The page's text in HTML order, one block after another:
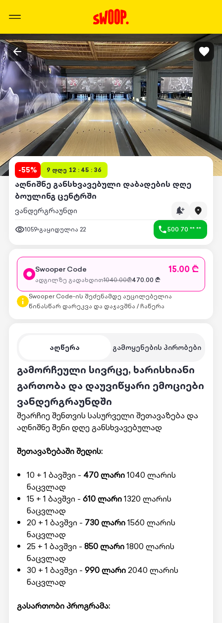
-55% 9 დღე 12 : 45 : 36
აღნიშნე განსხვავებული დაბადების დღე
ბოულინგ ცენტრში
ვანდერგრაუნდი
1059 გაყიდულია 22 500 70 ** **
აღწერა გამოყენების პირობები
გამორჩეული სივრცე, ხარისხიანი
გართობა და დაუვიწყარი ემოციები
ვანდერგრაუნდში
შეარჩიე შენთვის სასურველი შეთავაზება და
აღნიშნე შენი დღე განსხვავებულად
შეთავაზებაში შედის:
10 + 1 ბავშვი - 470 ლარი1040 ლარის
ნაცვლად
15 + 1 ბავშვი - 610 ლარი1320 ლარის
ნაცვლად
20 + 1 ბავშვი - 730 ლარი1560 ლარის
ნაცვლად
25 + 1 ბავშვი - 850 ლარი1800 ლარის
ნაცვლად
30 + 1 ბავშვი - 990 ლარი2040 ლარის
ნაცვლად
გასართობი პროგრამა:
Swooper Code 15.00 ₾
ადგილზე გადახდით1040.00₾470.00 ₾
Swooper Code-ის შეძენამდე აუცილებელია
წინასწარ დარეკვა და დაჯავშნა / ჩაწერა